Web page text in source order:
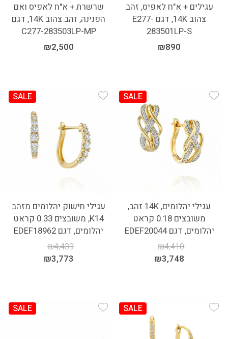
עגילים + א"ח לאפיס, זהב
צהוב 14K, דגם E277-
283501LP-S
₪890
שרשרת + א"ח לאפיס ואם
הפנינה, זהב צהוב 14K, דגם
C277-283503LP-MP
₪2,500
SALE
עגילי יהלומים, 14K זהב,
משובצים 0.18 קראט
יהלומים, דגם EDEF20044
₪4,410
₪3,748
SALE
עגילי חישוק יהלומים מזהב
K14, משובצים 0.33 קראט
יהלומים, דגם EDEF18962
₪4,439
₪3,773
SALE
SALE